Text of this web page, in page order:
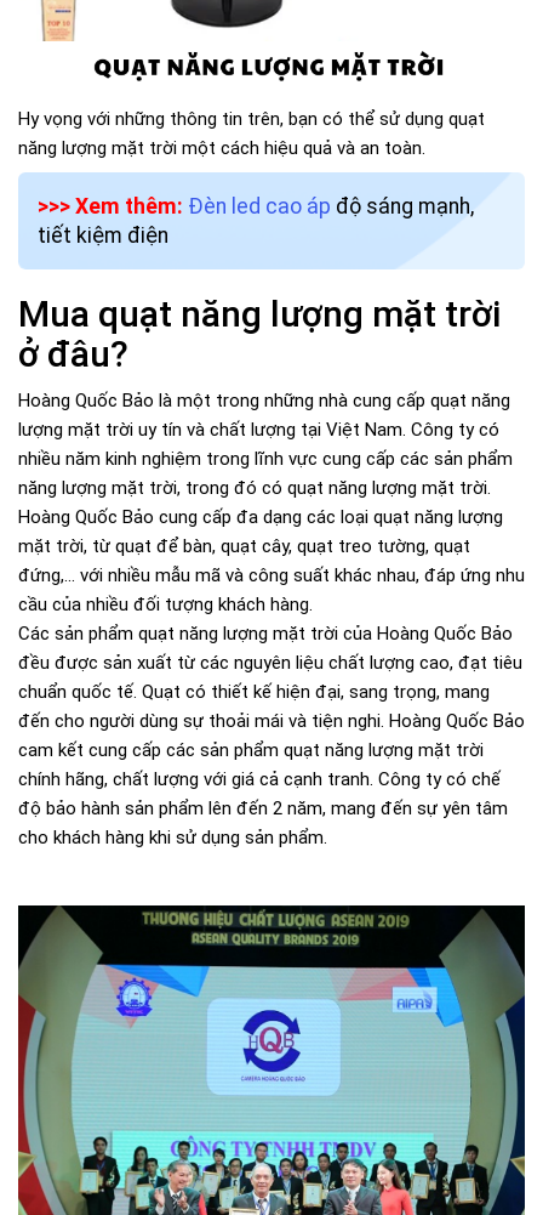
Hy vọng với những thông tin trên, bạn có thể sử dụng quạt
năng lượng mặt trời một cách hiệu quả và an toàn.
>>> Xem thêm: Đèn led cao áp độ sáng mạnh,
tiết kiệm điện
Mua quạt năng lượng mặt trời
ở đâu?
Hoàng Quốc Bảo là một trong những nhà cung cấp quạt năng
lượng mặt trời uy tín và chất lượng tại Việt Nam. Công ty có
nhiều năm kinh nghiệm trong lĩnh vực cung cấp các sản phẩm
năng lượng mặt trời, trong đó có quạt năng lượng mặt trời.
Hoàng Quốc Bảo cung cấp đa dạng các loại quạt năng lượng
mặt trời, từ quạt để bàn, quạt cây, quạt treo tường, quạt
đứng,... với nhiều mẫu mã và công suất khác nhau, đáp ứng nhu
cầu của nhiều đối tượng khách hàng.
Các sản phẩm quạt năng lượng mặt trời của Hoàng Quốc Bảo
đều được sản xuất từ các nguyên liệu chất lượng cao, đạt tiêu
chuẩn quốc tế. Quạt có thiết kế hiện đại, sang trọng, mang
đến cho người dùng sự thoải mái và tiện nghi. Hoàng Quốc Bảo
cam kết cung cấp các sản phẩm quạt năng lượng mặt trời
chính hãng, chất lượng với giá cả cạnh tranh. Công ty có chế
độ bảo hành sản phẩm lên đến 2 năm, mang đến sự yên tâm
cho khách hàng khi sử dụng sản phẩm.